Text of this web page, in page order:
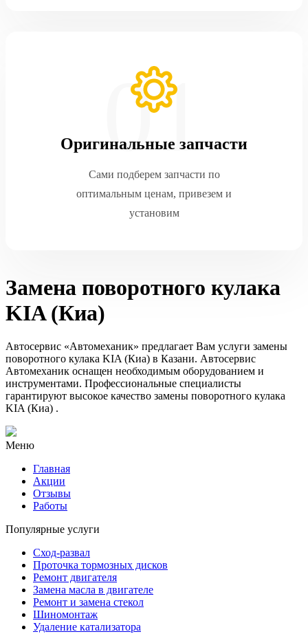
Оригинальные запчасти
Сами подберем запчасти по
оптимальным ценам, привезем и
установим
Замена поворотного кулака
KIA (Киа)
Автосервис «Автомеханик» предлагает Вам услуги замены
поворотного кулака KIA (Киа) в Казани. Автосервис
Автомеханик оснащен необходимым оборудованием и
инструментами. Профессиональные специалисты
гарантируют высокое качество замены поворотного кулака
KIA (Киа) .
Меню
Главная
Акции
Отзывы
Работы
Популярные услуги
Сход-развал
Проточка тормозных дисков
Ремонт двигателя
Замена масла в двигателе
Ремонт и замена стекол
Шиномонтаж
Удаление катализатора